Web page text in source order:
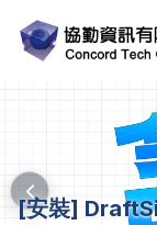
[安裝]